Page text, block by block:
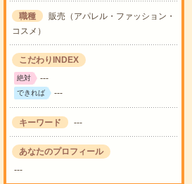
職種
販売（アパレル・ファッション・
コスメ）
こだわりINDEX
絶対 ---
できれば ---
キーワード ---
あなたのプロフィール
---